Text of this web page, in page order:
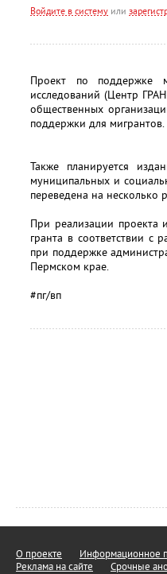
Войдите в систему или
Проект по поддержке
исследований (Центр
общественных
поддержки для мигрантов.
Также планируется
муниципальных и
переведена на несколько
При реализации проекта
гранта в соответствии
при поддержке
Пермском крае.
#пг/вп
О проекте Информационное
Реклама на сайте
Срочные